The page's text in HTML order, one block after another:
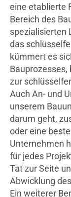
eine etablierte
Bereich des
spezialisierten
das
kümmert es
Bauprozesses,
zur
Auch An- und
unserem
darum geht,
oder eine
Unternehmen
für jedes
Tat zur Seite
Abwicklung
Ein weiterer